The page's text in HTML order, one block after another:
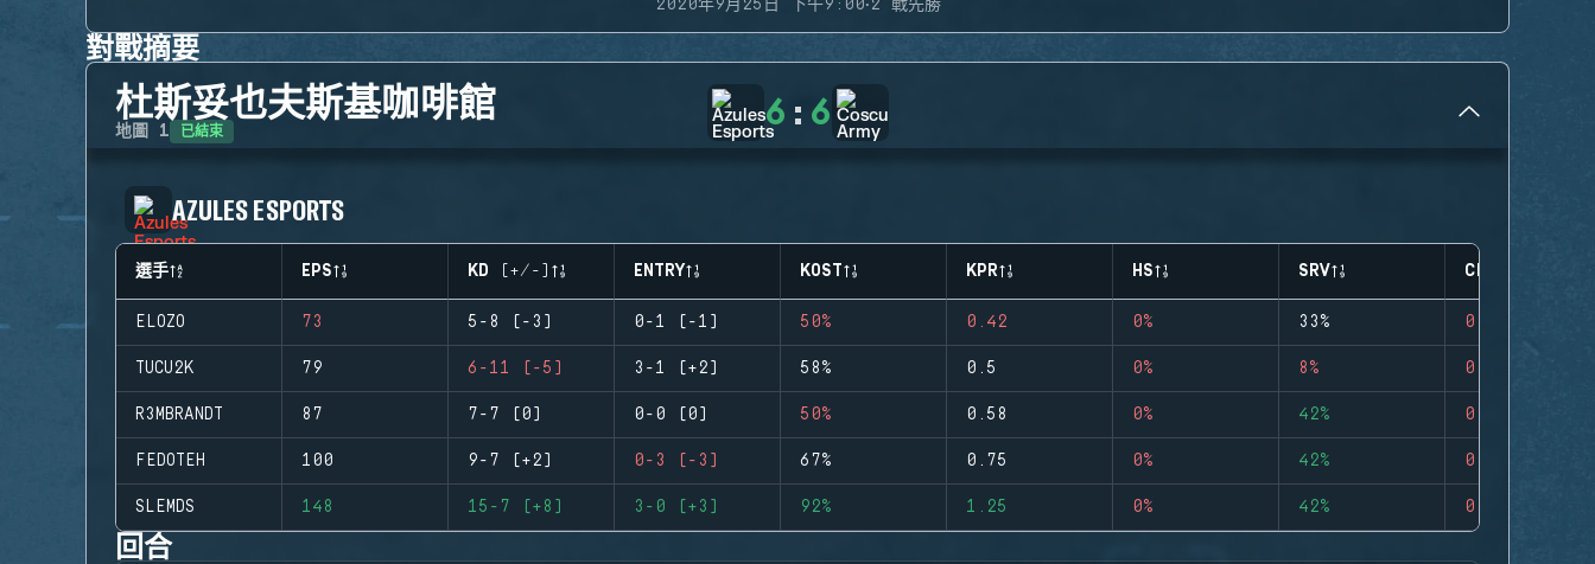
2020年9月25日 下午9:00·2 戰先勝
對戰摘要
杜斯妥也夫斯基咖啡館
地圖 1 已結束 6 : 6
AZULES ESPORTS
選手 EPS KD (+/-) ENTRY KOST KPR HS SRV CLUTCHES
ELOZO 73 5-8 (-3) 0-1 (-1) 50% 0.42 0% 33% 0
TUCU2K 79 6-11 (-5) 3-1 (+2) 58% 0.5 0% 8% 0
R3MBRANDT 87 7-7 (0) 0-0 (0) 50% 0.58 0% 42% 0
FEDOTEH 100 9-7 (+2) 0-3 (-3) 67% 0.75 0% 42% 0
SLEMDS 148 15-7 (+8) 3-0 (+3) 92% 1.25 0% 42% 0
回合